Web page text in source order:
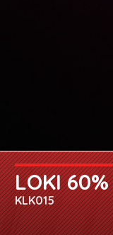
LOKI 60%
KLK015